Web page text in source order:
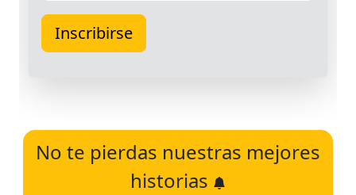
No te pierdas nuestras mejores
historias